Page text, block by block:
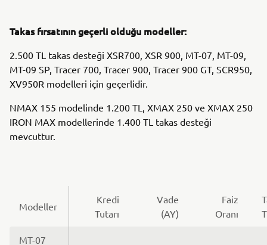
Takas fırsatının geçerli olduğu modeller:
2.500 TL takas desteği XSR700, XSR 900, MT-07, MT-09,
MT-09 SP, Tracer 700, Tracer 900, Tracer 900 GT, SCR950,
XV950R modelleri için geçerlidir.
NMAX 155 modelinde 1.200 TL, XMAX 250 ve XMAX 250
IRON MAX modellerinde 1.400 TL takas desteği
mevcuttur.
Modeller
Kredi
Tutarı
Vade
(AY)
Faiz
Oranı
MT-07